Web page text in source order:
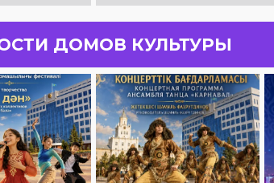
ДОМОВ КУЛЬТУРЫ